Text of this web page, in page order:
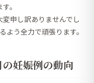
。
申し訳ありませんでし
よう全力で頑張ります。
妊娠例の動向